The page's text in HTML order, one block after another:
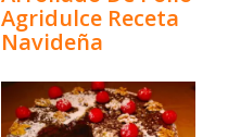
Agridulce Receta
Navideña